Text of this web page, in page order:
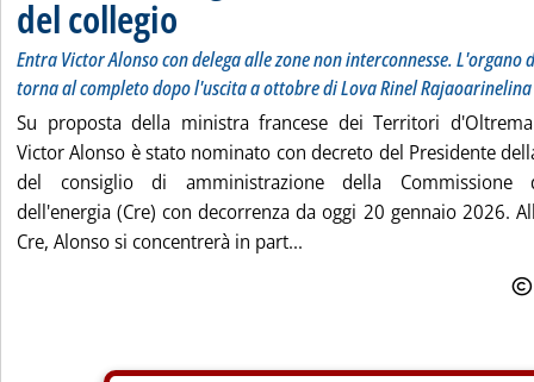
del collegio
Entra Victor Alonso con delega alle zone non interconnesse.
torna al completo dopo l'uscita a ottobre di Lova Rinel Rajaoarinelina
Su proposta della ministra francese dei Territori
Victor Alonso è stato nominato con decreto del Presidente
del consiglio di amministrazione della Commissione
dell'energia (Cre) con decorrenza da oggi 20 gennaio 2026.
Cre, Alonso si concentrerà in part...